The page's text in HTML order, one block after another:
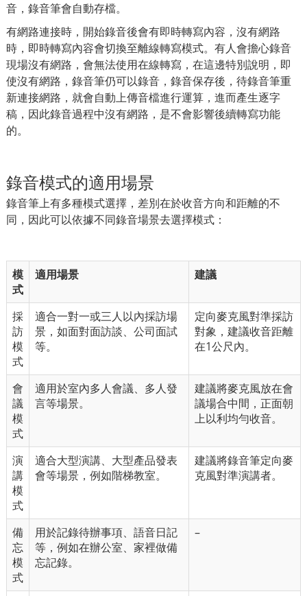
音，錄音筆會自動存檔。
有網路連接時，開始錄音後會有即時轉寫內容，沒有網路
時，即時轉寫內容會切換至離線轉寫模式。有人會擔心錄音
現場沒有網路，會無法使用在線轉寫，在這邊特別說明，即
使沒有網路，錄音筆仍可以錄音，錄音保存後，待錄音筆重
新連接網路，就會自動上傳音檔進行運算，進而產生逐字
稿，因此錄音過程中沒有網路，是不會影響後續轉寫功能
的。
錄音模式的適用場景
錄音筆上有多種模式選擇，差別在於收音方向和距離的不
同，因此可以依據不同錄音場景去選擇模式：
模
式
適用場景 建議
採
訪
模
式
適合一對一或三人以內採訪場
景，如面對面訪談、公司面試
等。
定向麥克風對準採訪
對象，建議收音距離
在1公尺內。
會
議
模
式
適用於室內多人會議、多人發
言等場景。
建議將麥克風放在會
議場合中間，正面朝
上以利均勻收音。
演
講
模
式
適合大型演講、大型產品發表
會等場景，例如階梯教室。
建議將錄音筆定向麥
克風對準演講者。
備
忘
模
式
用於記錄待辦事項、語音日記
等，例如在辦公室、家裡做備
忘記錄。
–